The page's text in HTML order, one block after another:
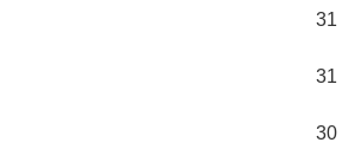
31
31
30